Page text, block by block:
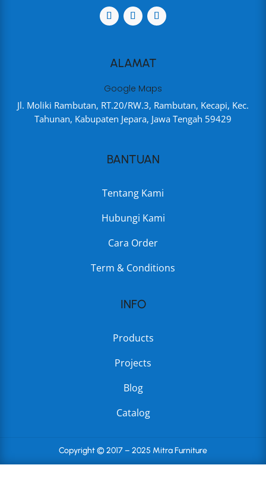
ALAMAT
Google Maps
Jl. Moliki Rambutan, RT.20/RW.3, Rambutan, Kecapi, Kec.
Tahunan, Kabupaten Jepara, Jawa Tengah 59429
BANTUAN
Tentang Kami
Hubungi Kami
Cara Order
Term & Conditions
INFO
Products
Projects
Blog
Catalog
Copyright © 2017 – 2025 Mitra Furniture